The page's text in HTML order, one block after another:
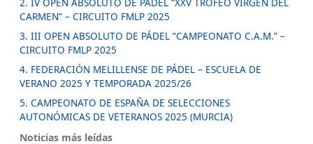
CARMEN” – CIRCUITO FMLP 2025
3. III OPEN ABSOLUTO DE PÁDEL “CAMPEONATO C.A.M.” –
CIRCUITO FMLP 2025
4. FEDERACIÓN MELILLENSE DE PÁDEL – ESCUELA DE
VERANO 2025 Y TEMPORADA 2025/26
5. CAMPEONATO DE ESPAÑA DE SELECCIONES
AUTONÓMICAS DE VETERANOS 2025 (MURCIA)
Noticias más leídas